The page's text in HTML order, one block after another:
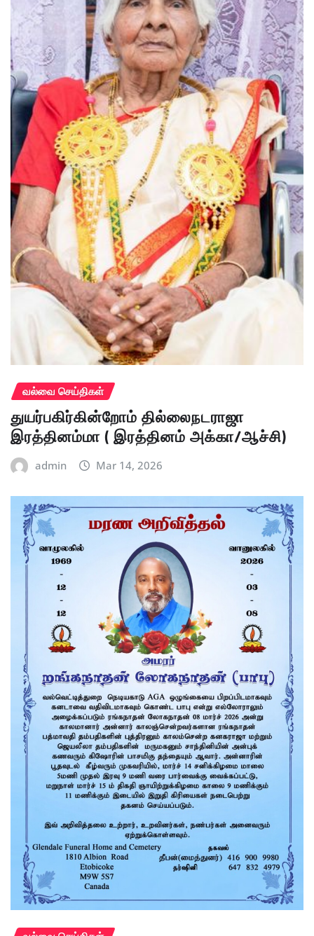
வல்வை செய்திகள்
துயர்பகிர்கின்றோம் தில்லைநடராஜா
இரத்தினம்மா ( இரத்தினம் அக்கா/ஆச்சி)
admin Mar 14, 2026